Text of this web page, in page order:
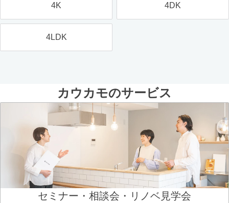
4K 4DK
4LDK
カウカモのサービス
セミナー・相談会・リノベ見学会